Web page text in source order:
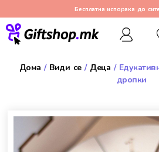
Бесплатна испорака до
Дома / Види се/ Деца /
дропки